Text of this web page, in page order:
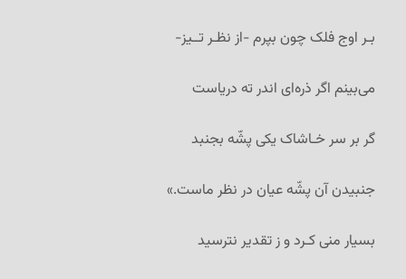
بـر اوج فلک چون بپرم -از نظـر تــیز-
می‌بینم اگر ذره‌ای اندر ته دریاست
گر بر سر خـاشاک یکی پشّه بجنبد
جنبیدن آن پشّه عیان در نظر ماست.»
بسیار منی کـرد و ز تقدیر نترسید